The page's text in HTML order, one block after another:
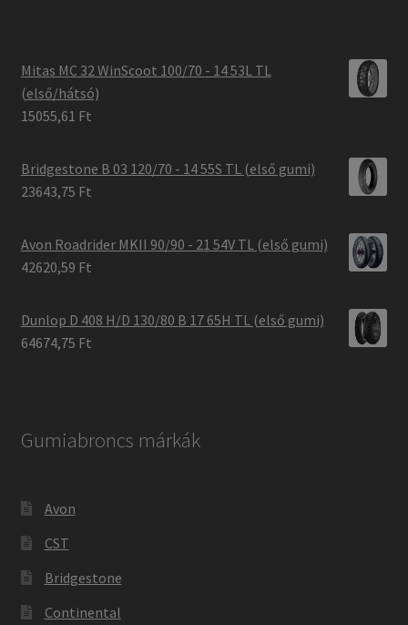
Mitas MC 32 WinScoot 100/70 - 14 53L TL
(első/hátsó)
15055,61 Ft
Bridgestone B 03 120/70 - 14 55S TL (első gumi)
23643,75 Ft
Avon Roadrider MKII 90/90 - 21 54V TL (első gumi)
42620,59 Ft
Dunlop D 408 H/D 130/80 B 17 65H TL (első gumi)
64674,75 Ft
Gumiabroncs márkák
Avon
CST
Bridgestone
Continental